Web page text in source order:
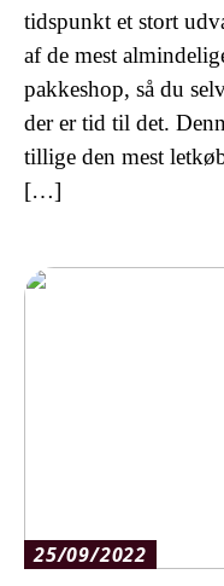
tidspunkt et stort
af de mest
pakkeshop, så du
der er tid til det.
tillige den mest
[…]
25/09/2022